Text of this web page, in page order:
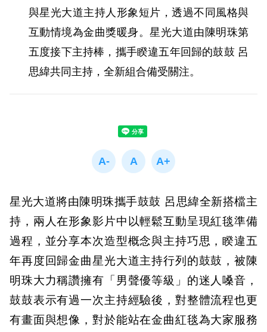
與星光大道主持人形象短片，透過不同風格與
互動情境為金曲獎暖身。星光大道由陳明珠第
五度接下主持棒，攜手睽違五年回歸的鼓鼓 呂
思緯共同主持，全新組合備受關注。
星光大道將由陳明珠攜手鼓鼓 呂思緯全新搭檔主
持，兩人在形象影片中以輕鬆互動呈現紅毯準備
過程，並分享本次造型概念與主持巧思，睽違五
年再度回歸金曲星光大道主持行列的鼓鼓，被陳
明珠大力稱讚擁有「男聲優等級」的迷人嗓音，
鼓鼓表示有過一次主持經驗後，對整體流程也更
有畫面與想像，對於能站在金曲紅毯為大家服務